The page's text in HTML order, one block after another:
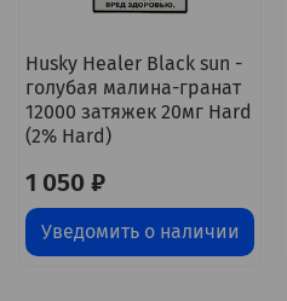
Husky Healer Black sun -
голубая малина-гранат
12000 затяжек 20мг Hard
(2% Hard)
1 050 ₽
Уведомить о наличии